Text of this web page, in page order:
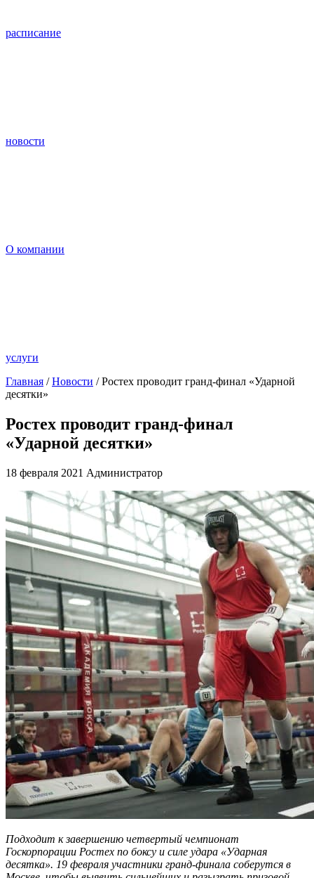
расписание
новости
О компании
услуги
Главная /Новости / Ростех проводит гранд-финал «Ударной
десятки»
Ростех проводит гранд-финал
«Ударной десятки»
18 февраля 2021 Администратор
Подходит к завершению четвертый чемпионат
Госкорпорации Ростех по боксу и силе удара «Ударная
десятка». 19 февраля участники гранд-финала соберутся в